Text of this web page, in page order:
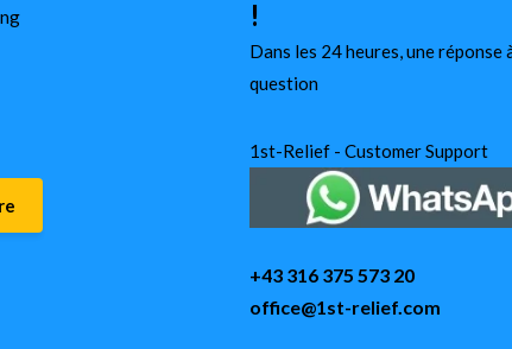
!
Dans les 24 heures, une réponse
question
1st-Relief - Customer Support
+43 316 375 573 20
office@1st-relief.com